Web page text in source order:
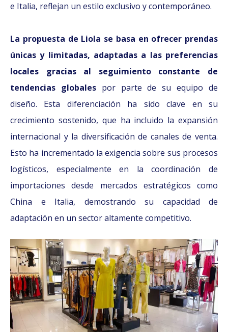
e Italia, reflejan un estilo exclusivo y contemporáneo.
La propuesta de Liola se basa en ofrecer prendas
únicas y limitadas, adaptadas a las preferencias
locales gracias al seguimiento constante de
tendencias globalespor parte de su equipo de
diseño. Esta diferenciación ha sido clave en su
crecimiento sostenido, que ha incluido la expansión
internacional y la diversificación de canales de venta.
Esto ha incrementado la exigencia sobre sus procesos
logísticos, especialmente en la coordinación de
importaciones desde mercados estratégicos como
China e Italia, demostrando su capacidad de
adaptación en un sector altamente competitivo.